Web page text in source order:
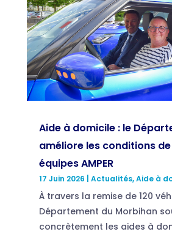
Aide à domicile : le
améliore les conditions
équipes AMPER
17 Juin 2026 Actualités,Aide à
À travers la remise de 120
Département du Morbihan
concrètement les aides à